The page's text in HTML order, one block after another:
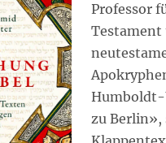
Professor
Testament
zu Berlin»,